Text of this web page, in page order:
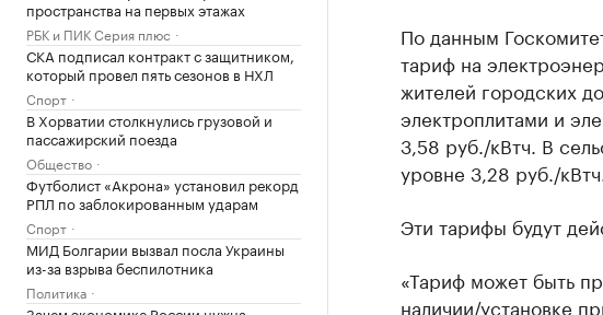
пространства на первых этажах
РБК и ПИК Серия плюс
СКА подписал контракт с защитником,
который провел пять сезонов в НХЛ
Спорт
В Хорватии столкнулись грузовой и
пассажирский поезда
Общество
Футболист «Акрона» установил рекорд
РПЛ по заблокированным ударам
Спорт
МИД Болгарии вызвал посла Украины
из-за взрыва беспилотника
Политика
По данным
тариф на
жителей городских
электроплитами и
3,58 руб./кВтч. В
уровне 3,28 руб./кВтч.
Эти тарифы будут
«Тариф может быть
наличии/установке